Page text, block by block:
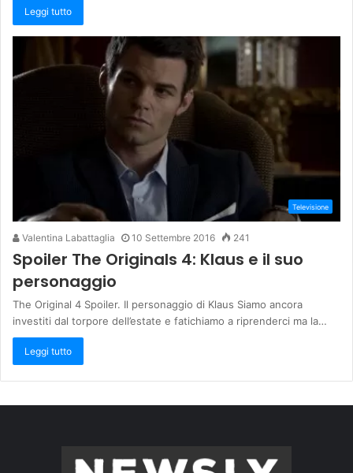
Leggi tutto
Televisione
Valentina Labattaglia 10 Settembre 2016 241
Spoiler The Originals 4: Klaus e il suo
personaggio
The Original 4 Spoiler. Il personaggio di Klaus Siamo ancora
investiti dal torpore dell’estate e fatichiamo a riprenderci ma la…
Leggi tutto